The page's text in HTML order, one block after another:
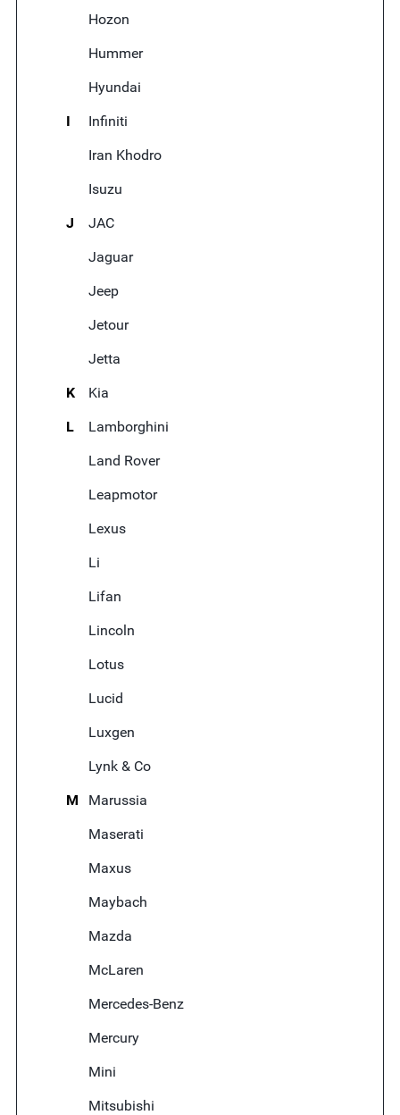
Hozon
Hummer
Hyundai
I
Infiniti
Iran Khodro
Isuzu
J
JAC
Jaguar
Jeep
Jetour
Jetta
K
Kia
L
Lamborghini
Land Rover
Leapmotor
Lexus
Li
Lifan
Lincoln
Lotus
Lucid
Luxgen
Lynk & Co
M
Marussia
Maserati
Maxus
Maybach
Mazda
McLaren
Mercedes-Benz
Mercury
Mini
Mitsubishi